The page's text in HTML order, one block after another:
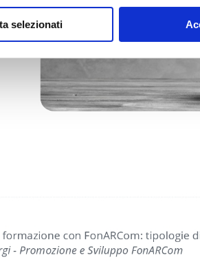
selezionati